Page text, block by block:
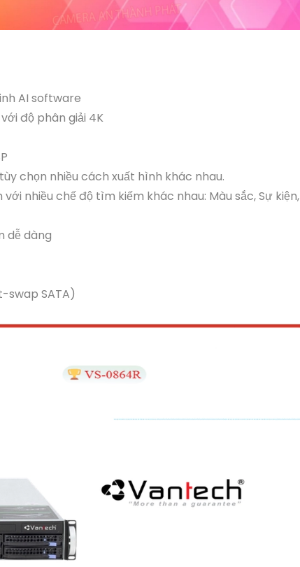
AI software
độ phân giải 4K
chọn nhiều cách xuất hình khác nhau.
nhiều chế độ tìm kiếm khác nhau: Màu sắc, Sự kiện,
dễ dàng
swap SATA)